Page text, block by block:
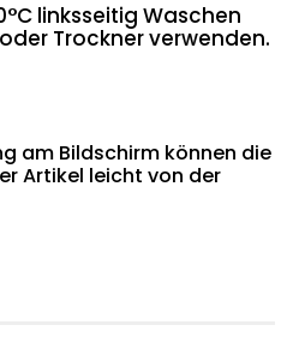
linksseitig Waschen
Trockner verwenden.
am Bildschirm können die
Artikel leicht von der